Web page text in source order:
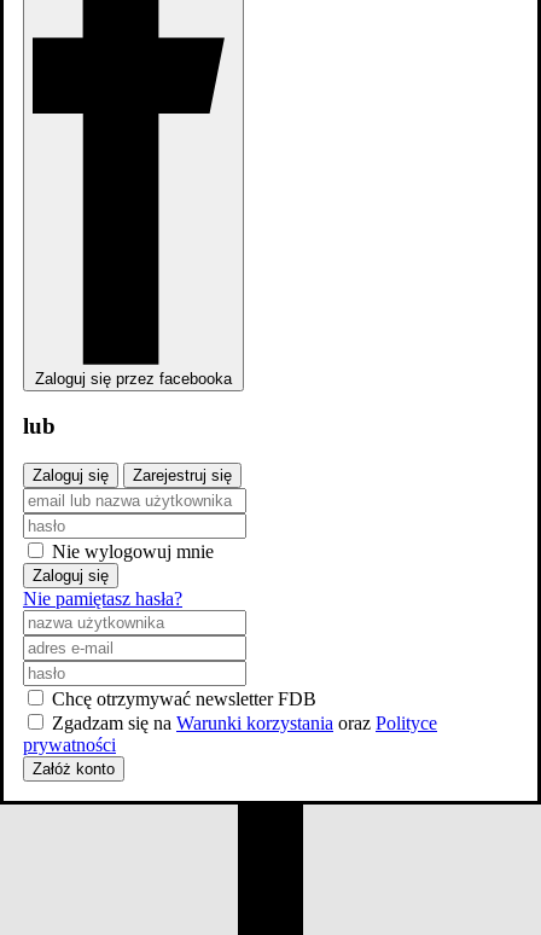
Zaloguj się przez facebooka
lub
Zaloguj się Zarejestruj się
Nie wylogowuj mnie
Zaloguj się
Nie pamiętasz hasła?
Chcę otrzymywać newsletter FDB
Zgadzam się na Warunki korzystania oraz Polityce
prywatności
Załóż konto